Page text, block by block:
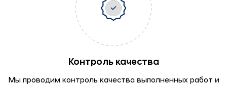
Контроль качества
Мы проводим контроль качества выполненных работ и